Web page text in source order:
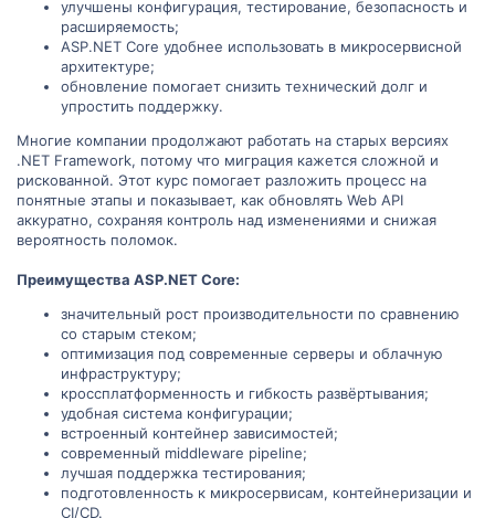
улучшены конфигурация, тестирование, безопасность и
расширяемость;
ASP.NET Core удобнее использовать в микросервисной
архитектуре;
обновление помогает снизить технический долг и
упростить поддержку.
Многие компании продолжают работать на старых версиях
.NET Framework, потому что миграция кажется сложной и
рискованной. Этот курс помогает разложить процесс на
понятные этапы и показывает, как обновлять Web API
аккуратно, сохраняя контроль над изменениями и снижая
вероятность поломок.
Преимущества ASP.NET Core:
значительный рост производительности по сравнению
со старым стеком;
оптимизация под современные серверы и облачную
инфраструктуру;
кроссплатформенность и гибкость развёртывания;
удобная система конфигурации;
встроенный контейнер зависимостей;
современный middleware pipeline;
лучшая поддержка тестирования;
подготовленность к микросервисам, контейнеризации и
CI/CD.